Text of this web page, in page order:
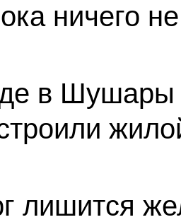
ничего
в Шушары
лишится